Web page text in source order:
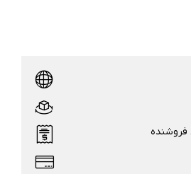
فروشنده